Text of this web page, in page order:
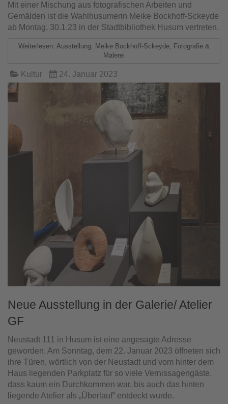
Mit einer Mischung aus fotografischen Arbeiten und
Gemälden ist die Wahlhusumerin Meike Bockhoff-Sckeyde
ab Montag, 30.1.23 in der Stadtbibliothek Husum vertreten.
Weiterlesen: Ausstellung: Meike Bockhoff-Sckeyde, Fotografie &
Malerei
Kultur 24. Januar 2023
Neue Ausstellung in der Galerie/ Atelier
GF
Neustadt 111 in Husum ist eine angesagte Adresse
geworden. Am Sonntag, dem 22. Januar 2023 öffneten sich
ihre Türen, wörtlich von der Neustadt und vom hinter dem
Haus liegenden Parkplatz für so viele Vernissagengäste,
dass kaum ein Durchkommen war, bis auch das hinten
liegende Atelier als „Überlauf“ entdeckt wurde.